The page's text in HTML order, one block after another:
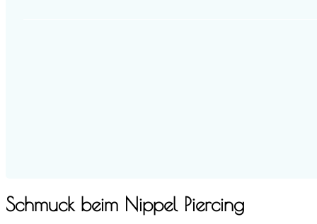
Schmuck beim Nippel Piercing